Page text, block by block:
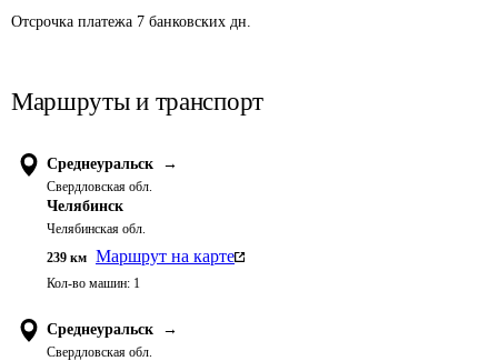
Отсрочка платежа 7 банковских дн.
Маршруты и транспорт
Среднеуральск →
Свердловская обл.
Челябинск
Челябинская обл.
239 км Маршрут на карте
Кол-во машин: 1
Среднеуральск →
Свердловская обл.